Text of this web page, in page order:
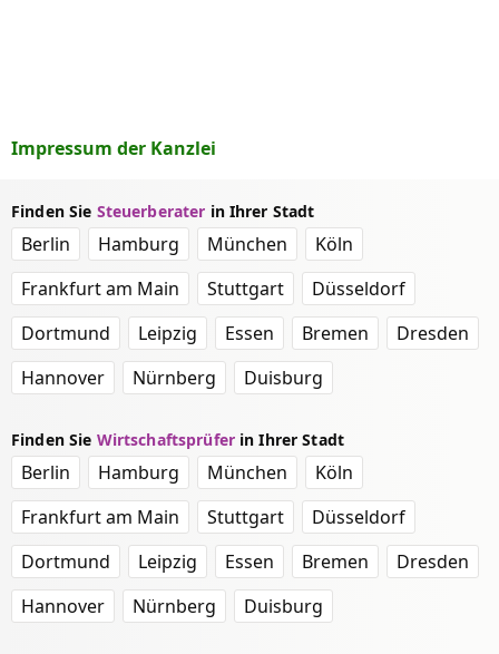
Impressum der Kanzlei
Finden Sie Steuerberater in Ihrer Stadt
Berlin Hamburg München
Köln
Frankfurt am Main
Stuttgart
Düsseldorf
Dortmund
Leipzig Essen Bremen
Dresden
Hannover
Nürnberg Duisburg
Finden Sie Wirtschaftsprüferin Ihrer Stadt
Berlin Hamburg München
Köln
Frankfurt am Main
Stuttgart
Düsseldorf
Dortmund
Leipzig Essen Bremen
Dresden
Hannover
Nürnberg Duisburg